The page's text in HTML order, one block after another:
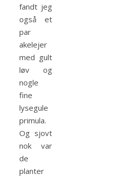
fandt jeg
også et
par
akelejer
med gult
løv og
nogle
fine
lysegule
primula.
Og sjovt
nok var
de
planter